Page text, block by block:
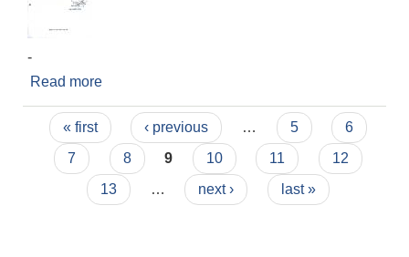
-
Read more
Pages
« first ‹ previous … 5
6
7
8 9 10 11
12
13
… next › last »